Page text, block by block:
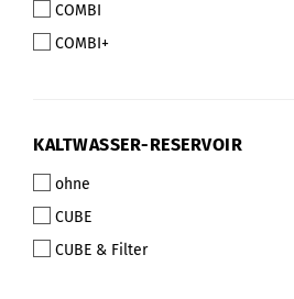
COMBI
COMBI+
KALTWASSER-
KALTWASSER-RESERVOIR
ohne
CUBE
CUBE & Filter